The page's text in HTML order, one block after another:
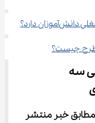
دارد؟
هم‌ افزایی سه
خبر منتشر